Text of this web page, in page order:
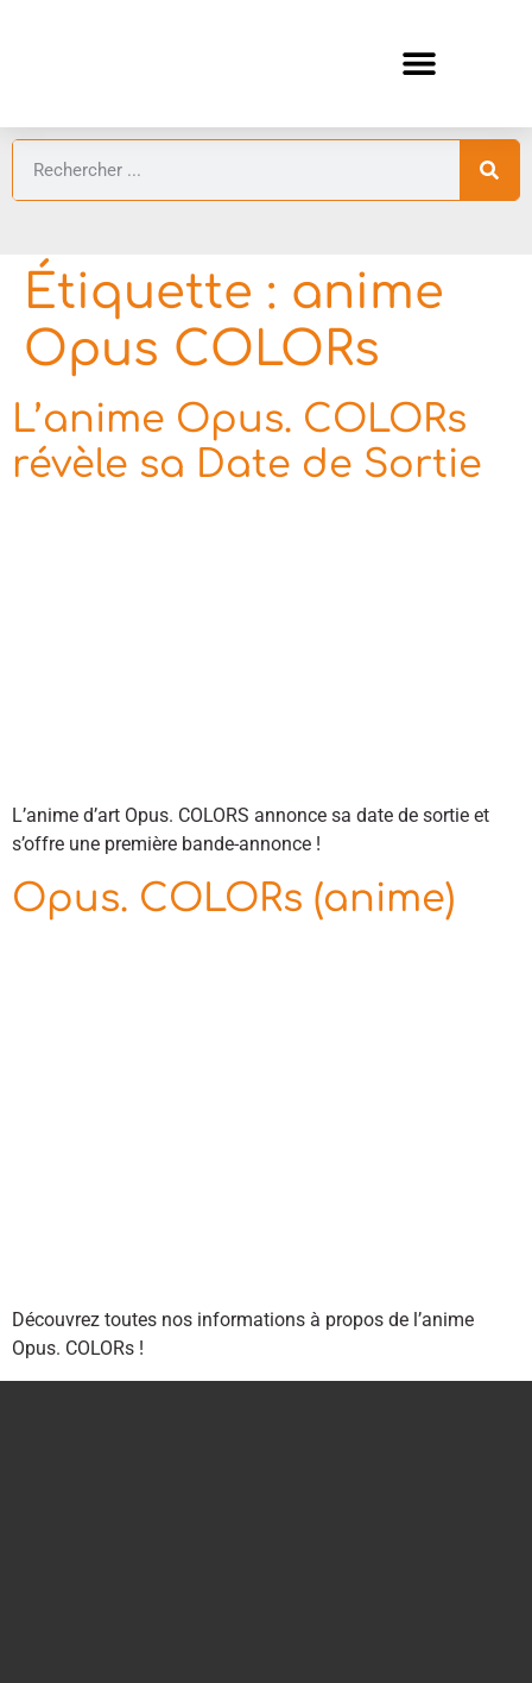
Étiquette : anime
Opus COLORs
L’anime Opus. COLORs
révèle sa Date de Sortie
L’anime d’art Opus. COLORS annonce sa date de sortie et
s’offre une première bande-annonce !
Opus. COLORs (anime)
Découvrez toutes nos informations à propos de l’anime
Opus. COLORs !